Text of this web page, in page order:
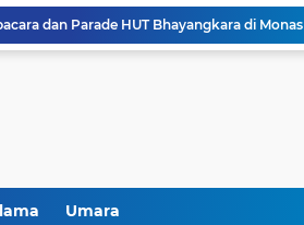
dan Parade HUT Bhayangkara di Monas
Beri Santunan Korban Gempa***
Umara